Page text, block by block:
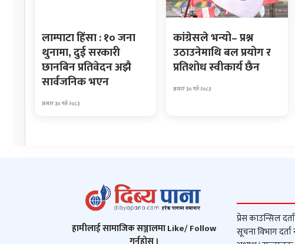
लाम्पाटा हिंसा : १० जना
थुनामा, दुई सरकारी
छानबिन प्रतिवेदन अझै
सार्वजनिक भएन
असार ३० गते २०८३
कांग्रेसले भन्यो– प्रश्न
उठाउनेमाथि बल प्रयोग र
प्रतिशोध स्वीकार्य छैन
असार ३० गते २०८३
हामीलाई सामाजिक सञ्जालमा Like/ Follow
प्रेस काउन्सिल
सूचना विभाग दर्ता